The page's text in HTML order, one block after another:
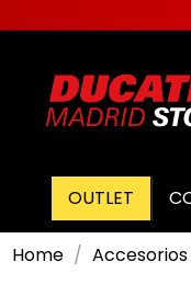
OUTLET
Home